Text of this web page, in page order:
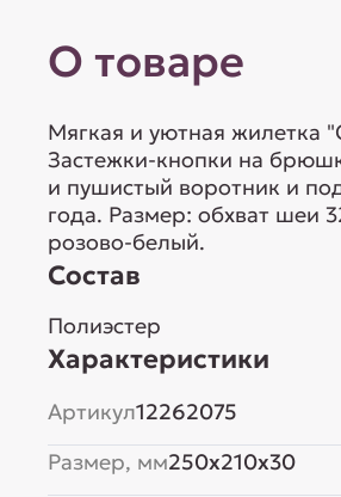
О товаре
Мягкая и уютная жилетка
Застежки-кнопки на
и пушистый воротник и
года. Размер: обхват шеи
розово-белый.
Состав
Полиэстер
Характеристики
Артикул12262075
Размер, мм250x210x30